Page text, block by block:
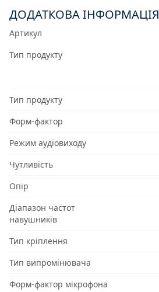
ДОДАТКОВА ІНФОРМАЦІЯ
Артикул
Тип продукту
Тип продукту
Форм-фактор
Режим аудіовиходу
Чутливість
Опір
Діапазон частот
навушників
Тип кріплення
Тип випромінювача
Форм-фактор мікрофона